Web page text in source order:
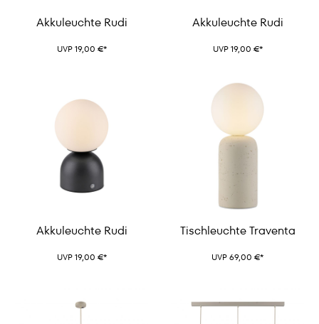
Akkuleuchte Rudi
UVP 19,00 €*
Akkuleuchte Rudi
UVP 19,00 €*
Akkuleuchte Rudi
UVP 19,00 €*
Tischleuchte Traventa
UVP 69,00 €*